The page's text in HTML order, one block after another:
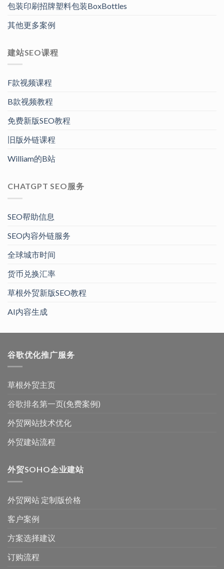
包装印刷招牌塑料包装BoxBottles
其他更多案例
建站SEO课程
F款视频课程
B款视频教程
免费新版SEO教程
旧版外链课程
William的B站
CHATGPT SEO服务
SEO帮助信息
SEO内容外链服务
全球城市时间
货币兑换汇率
草根外贸新版SEO教程
AI内容生成
谷歌优化推广服务
草根外贸主页
谷歌排名第一页(免费案例)
外贸网站技术优化
外贸建站流程
外贸SOHO企业建站
外贸网站 定制版价格
客户案例
方案选择建议
订购流程